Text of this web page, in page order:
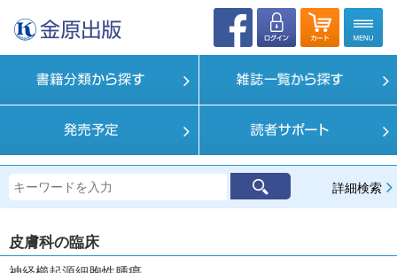
詳細検索
皮膚科の臨床